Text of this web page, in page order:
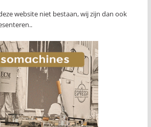
website niet bestaan, wij zijn dan ook